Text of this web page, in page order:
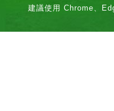
建議使用 Chrome、